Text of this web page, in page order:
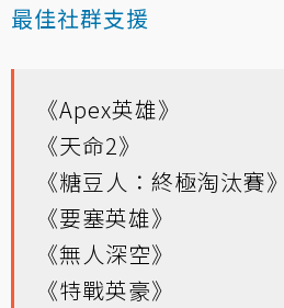
最佳社群支援
《Apex英雄》
《天命2》
《糖豆人：終極淘汰賽
《要塞英雄》
《無人深空》
《特戰英豪》